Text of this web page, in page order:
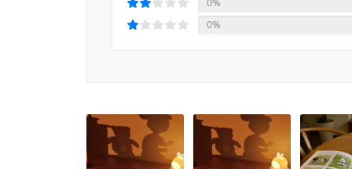
- 아마존 독자 리뷰
0%
0%